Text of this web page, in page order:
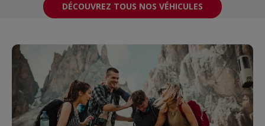
DÉCOUVREZ TOUS NOS VÉHICULES